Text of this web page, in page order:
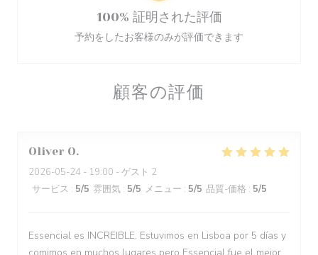
顧客の評価
Oliver O
2026-05-24 - 19:00 - ゲスト 2
サービス : 5/5 雰囲気 : 5/5 メニュー : 5/5 品質-価格 : 5/5
Essencial es INCREIBLE. Estuvimos en Lisboa por 5 días y
100% 証明された評価
予約をしたお客様のみが評価できます